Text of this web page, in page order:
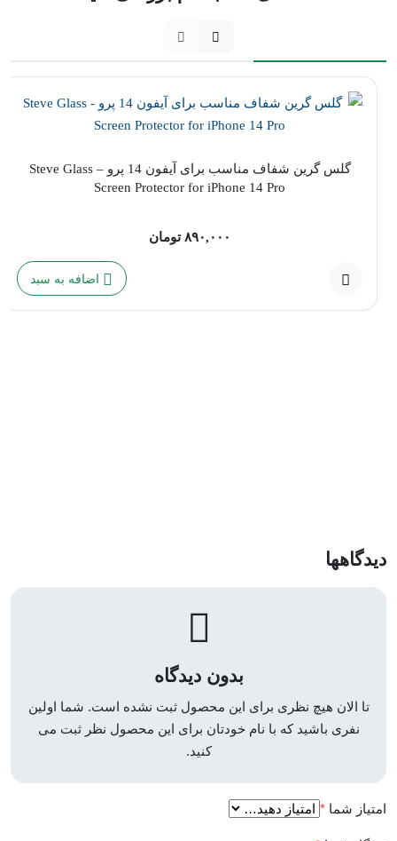
گلس گرین شفاف مناسب برای آیفون 14 پرو – Steve Glass
Screen Protector for iPhone 14 Pro
۸۹۰,۰۰۰ تومان
اضافه به سبد
دیدگاهها
بدون دیدگاه
تا الان هیچ نظری برای این محصول ثبت نشده است. شما اولین
نفری باشید که با نام خودتان برای این محصول نظر ثبت می
کنید.
امتیاز شما *